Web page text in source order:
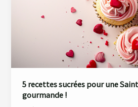
5 recettes sucrées pour une
gourmande !